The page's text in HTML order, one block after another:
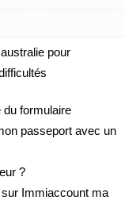
pour
du formulaire
passeport avec un
?
sur Immiaccount ma